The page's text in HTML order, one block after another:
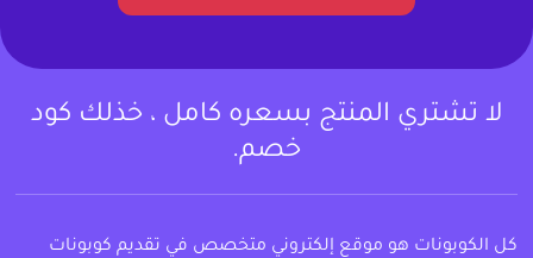
لا تشتري المنتج بسعره كامل ، خذلك كود
خصم.
كل الكوبونات هو موقع إلكتروني متخصص في تقديم كوبونات